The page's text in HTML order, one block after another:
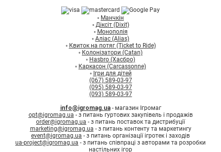
◦ Манчкін
◦ Діксіт (Dixit)
◦ Монополія
◦ Аліас (Alias)
◦ Квиток на потяг (Ticket to Ride)
◦ Колонізатори (Catan)
◦ Hasbro (Хасбро)
◦ Каркасон (Carcassonne)
◦ Ігри для дітей
(067) 589-03-97
(095) 589-03-97
(093) 589-03-97
info@igromag.ua- магазин Ігромаг
opt@igromag.ua - з питань гуртових закупівель і продажів
order@igromag.ua - з питань поставок та дистрибуції
marketing@igromag.ua - з питань контенту та маркетингу
event@igromag.ua - з питань організації ігротек і заходів
ua-project@igromag.ua - з питань співпраці з авторами та розробки
настільних ігор